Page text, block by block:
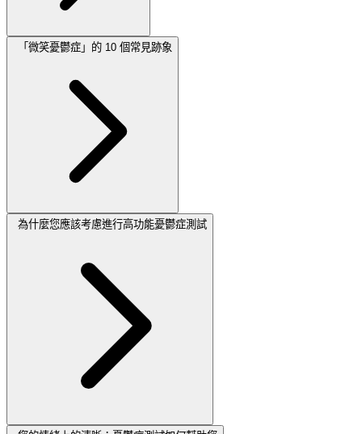
「微笑憂鬱症」的 10 個常見跡象
為什麼您應該考慮進行高功能憂鬱症測試